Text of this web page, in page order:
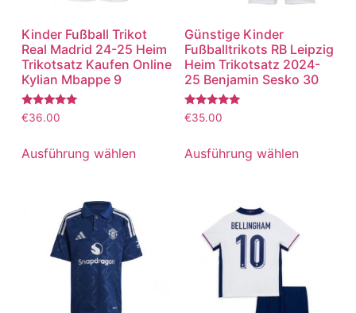
Kinder Fußball Trikot
Real Madrid 24-25 Heim
Trikotsatz Kaufen Online
Kylian Mbappe 9
Bewertet
mit
von 5
€36.00
Ausführung wählen
Günstige Kinder
Fußballtrikots RB Leipzig
Heim Trikotsatz 2024-
25 Benjamin Sesko 30
Bewertet
mit
von 5
€35.00
Ausführung wählen